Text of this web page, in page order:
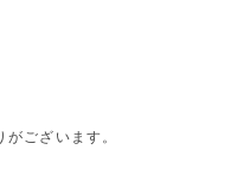
ございます。